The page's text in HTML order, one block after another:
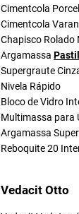
Cimentcola
Cimentcola
Chapisco Rolado
Argamassa
Supergraute
Nivela Rápido
Bloco de Vidro
Multimassa para
Argamassa
Reboquite 20
Vedacit Otto